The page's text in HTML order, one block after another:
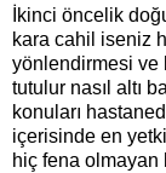
İkinci öncelik
kara cahil iseniz
yönlendirmesi ve
tutulur nasıl altı
konuları
içerisinde en
hiç fena olmayan